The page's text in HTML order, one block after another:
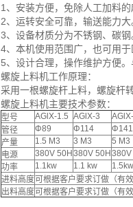
1、安装方便，免除人工加料
2、运转安全可靠，输送能力大
3、设备材质分为不锈钢、碳钢
4、本机使用范围广，也可用
5、设计合理，操作维护方便
螺旋上料机工作原理：
采用一根螺旋杆上料，螺旋杆
螺旋上料机主要技术参数：
型号 AGlX-1.5 AGlX-3
管径
Φ89 Φ114 Φ141
产量
1.5 M3 3 M3 5 M3
电源
380V 50H 380V 50H 380V
功率
1.1kw 1.1 kw 1.5kw
进料高度 可根据客户要求订做（有效
出料高度 可根据客户要求订做（有效